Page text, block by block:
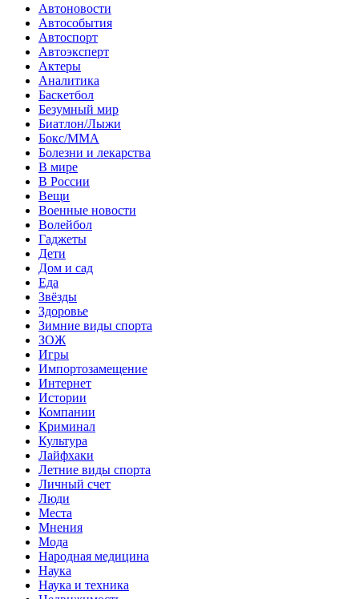
Автоновости
Автособытия
Автоспорт
Автоэксперт
Актеры
Аналитика
Баскетбол
Безумный мир
Биатлон/Лыжи
Бокс/MMA
Болезни и лекарства
В мире
В России
Вещи
Военные новости
Волейбол
Гаджеты
Дети
Дом и сад
Еда
Звёзды
Здоровье
Зимние виды спорта
ЗОЖ
Игры
Импортозамещение
Интернет
Истории
Компании
Криминал
Культура
Лайфхаки
Летние виды спорта
Личный счет
Люди
Места
Мнения
Мода
Народная медицина
Наука
Наука и техника